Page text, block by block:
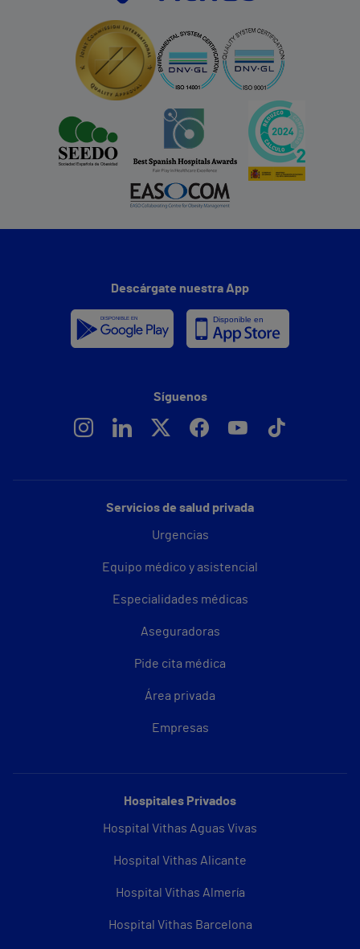
Servicios de salud privada
Urgencias
Equipo médico y asistencial
Especialidades médicas
Aseguradoras
Pide cita médica
Área privada
Empresas
Hospitales Privados
Hospital Vithas Aguas Vivas
Hospital Vithas Alicante
Hospital Vithas Almería
Hospital Vithas Barcelona
Descárgate nuestra App
Síguenos